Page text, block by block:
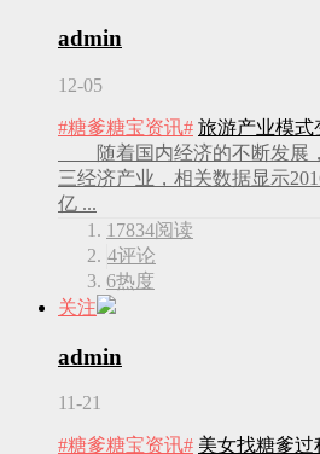
admin
12-05
#糖爹糖宝资讯# 旅游产业模式
随着国内经济的不断发展
三经济产业，相关数据显示
亿 ...
17834阅读
4评论
6热度
关注
admin
11-21
#糖爹糖宝资讯# 美女找糖爹过